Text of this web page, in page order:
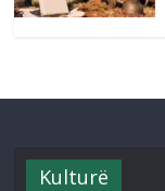
Kulturë